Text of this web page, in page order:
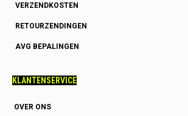
VERZENDKOSTEN
RETOURZENDINGEN
AVG BEPALINGEN
KLANTENSERVICE
OVER ONS